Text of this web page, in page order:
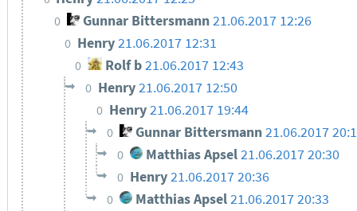
0 Gunnar Bittersmann 21.06.2017 12:26
0 Henry21.06.2017 12:31
0 Rolf b21.06.2017 12:43
0 Henry21.06.2017 12:50
0 Henry21.06.2017 19:44
0 Gunnar Bittersmann 21.06.2017
0 Matthias Apsel21.06.2017 20:30
0 Henry21.06.2017 20:36
0 Matthias Apsel 21.06.2017 20:33